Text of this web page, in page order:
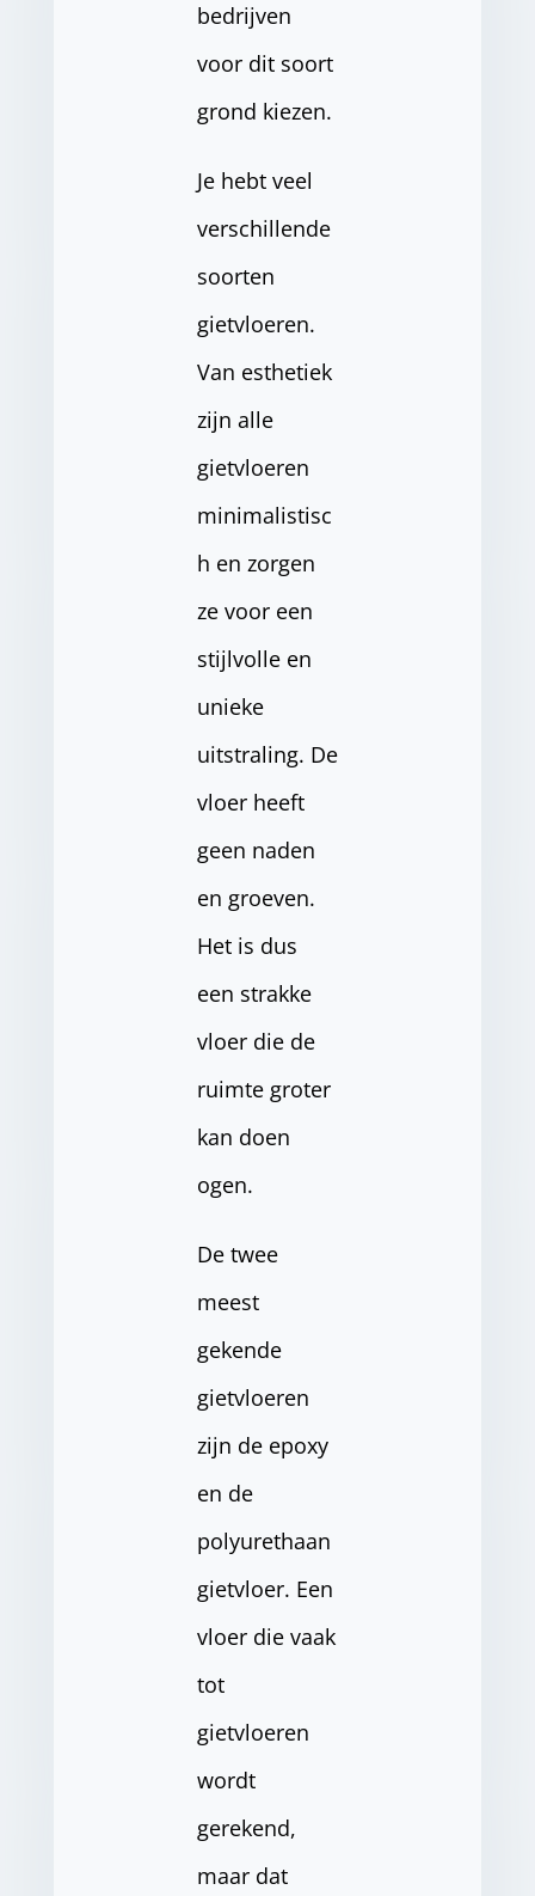
bedrijven
voor dit soort
grond kiezen.
Je hebt veel
verschillende
soorten
gietvloeren.
Van esthetiek
zijn alle
gietvloeren
minimalistisc
h en zorgen
ze voor een
stijlvolle en
unieke
uitstraling. De
vloer heeft
geen naden
en groeven.
Het is dus
een strakke
vloer die de
ruimte groter
kan doen
ogen.
De twee
meest
gekende
gietvloeren
zijn de epoxy
en de
polyurethaan
gietvloer. Een
vloer die vaak
tot
gietvloeren
wordt
gerekend,
maar dat